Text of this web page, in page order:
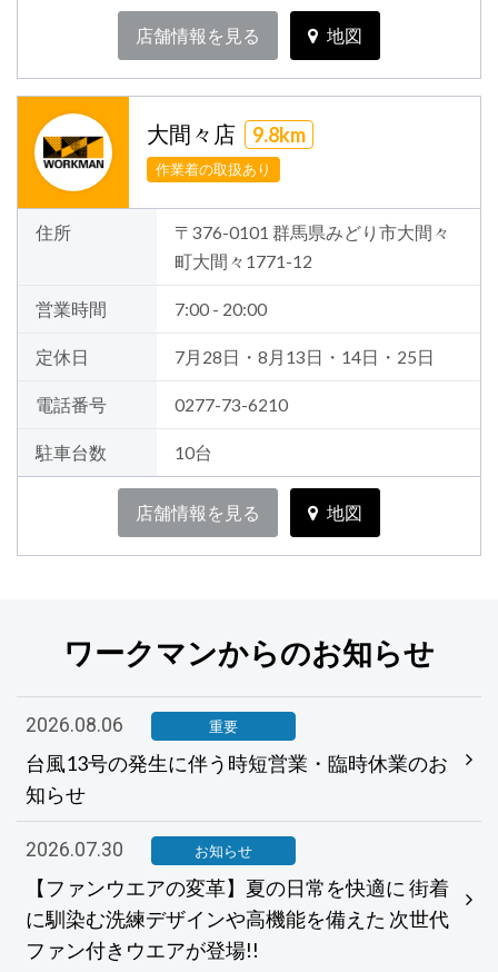
店舗情報を見る 地図
大間々店 9.8km
作業着の取扱あり
住所
〒376-0101 群馬県みどり市大間々
町大間々1771-12
営業時間 7:00 - 20:00
定休日 7月28日・8月13日・14日・25日
電話番号 0277-73-6210
駐車台数 10台
店舗情報を見る 地図
ワークマンからのお知らせ
2026.08.06 重要
台風13号の発生に伴う時短営業・臨時休業のお
知らせ
2026.07.30 お知らせ
【ファンウエアの変革】夏の日常を快適に 街着
に馴染む洗練デザインや高機能を備えた 次世代
ファン付きウエアが登場!!